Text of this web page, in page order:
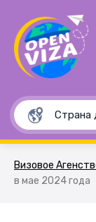
Визовое
в мае 2024 года